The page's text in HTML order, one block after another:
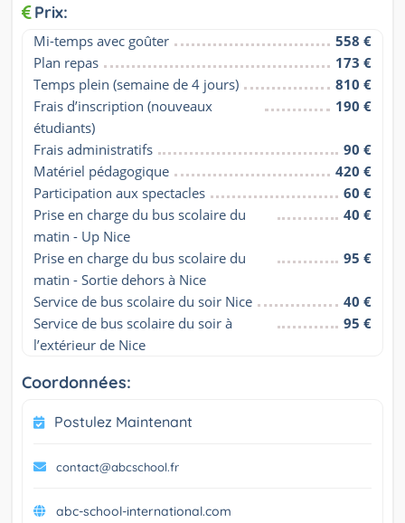
Prix:
Mi-temps avec goûter
558 €
Plan repas
173 €
Temps plein (semaine de 4 jours)
810 €
Frais d’inscription (nouveaux
étudiants)
190 €
Frais administratifs
90 €
Matériel pédagogique
420 €
Participation aux spectacles
60 €
Prise en charge du bus scolaire du
matin - Up Nice
40 €
Prise en charge du bus scolaire du
matin - Sortie dehors à Nice
95 €
Service de bus scolaire du soir Nice
40 €
Service de bus scolaire du soir à
l’extérieur de Nice
95 €
Coordonnées:
Postulez Maintenant
contact@abcschool.fr
abc-school-international.com